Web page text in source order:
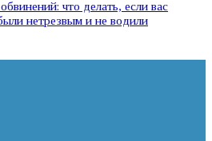
что делать, если вас
нетрезвым и не водили